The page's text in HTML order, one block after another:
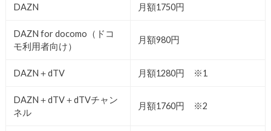
DAZN 月額1750円
DAZN for docomo（ドコ
モ利用者向け）
月額980円
DAZN＋dTV 月額1280円 ※1
DAZN＋dTV＋dTVチャン
ネル
月額1760円 ※2